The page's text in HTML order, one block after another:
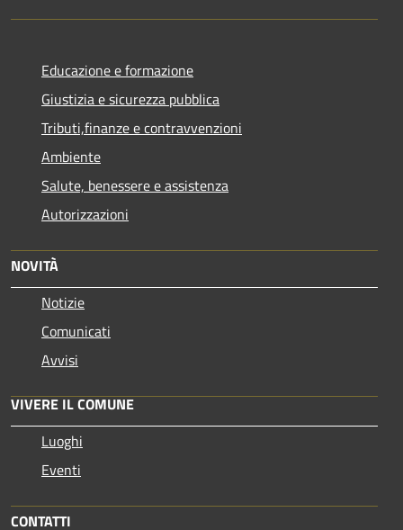
Educazione e formazione
Giustizia e sicurezza pubblica
Tributi,finanze e contravvenzioni
Ambiente
Salute, benessere e assistenza
Autorizzazioni
NOVITÀ
Notizie
Comunicati
Avvisi
VIVERE IL COMUNE
Luoghi
Eventi
CONTATTI